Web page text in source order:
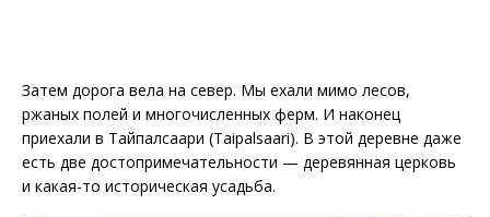
Затем дорога вела на север. Мы ехали мимо лесов,
ржаных полей и многочисленных ферм. И наконец
приехали в Тайпалсаари (Taipalsaari). В этой деревне даже
есть две достопримечательности — деревянная церковь
и какая-то историческая усадьба.